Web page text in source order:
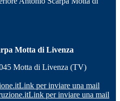
Motta di Livenza
Motta di Livenza (TV)
Link per inviare una mail
Link per inviare una mail